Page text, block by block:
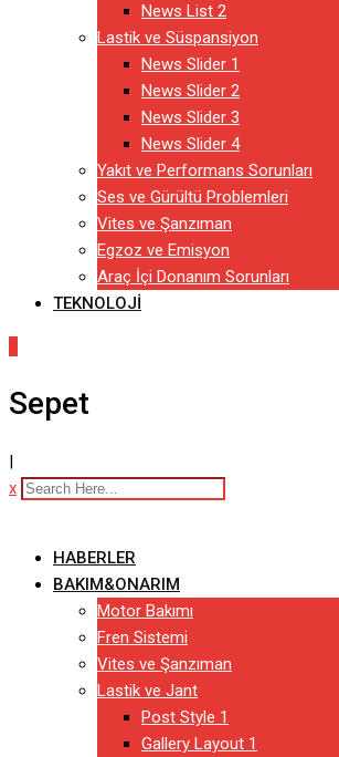
News List 2
Lastik ve Süspansiyon
News Slider 1
News Slider 2
News Slider 3
News Slider 4
Yakıt ve Performans Sorunları
Ses ve Gürültü Problemleri
Vites ve Şanzıman
Egzoz ve Emisyon
Araç İçi Donanım Sorunları
TEKNOLOJI
Sepet
x
HABERLER
BAKIM&ONARIM
Motor Bakımı
Fren Sistemi
Vites ve Şanzıman
Lastik ve Jant
Post Style 1
Gallery Layout 1